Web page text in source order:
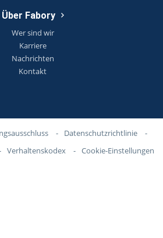
Über Fabory
Wer sind wir
Karriere
Nachrichten
Kontakt
- Datenschutzrichtlinie
-
Verhaltenskodex - Cookie-Einstellungen